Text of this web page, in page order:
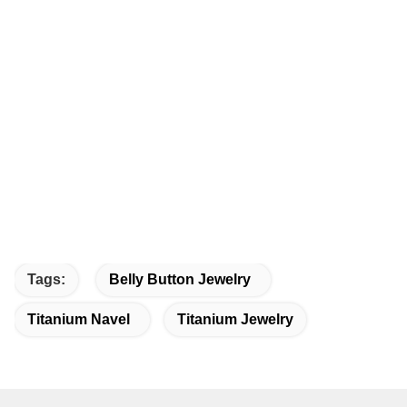
Tags: Belly Button Jewelry
Titanium Navel Titanium Jewelry